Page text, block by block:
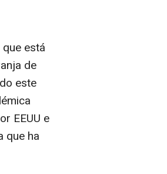
está
de
este
EEUU e
que ha